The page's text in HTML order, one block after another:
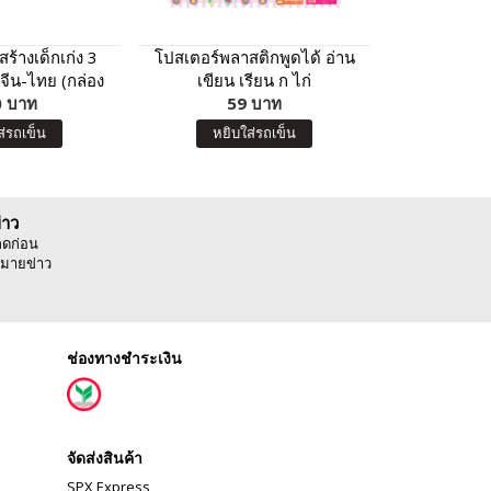
างเด็กเก่ง 3
น-ไทย (กล่อง
งิน)
บาท
รถเข็น
โปสเตอร์พลาสติกพูดได้ อ่าน
เขียน เรียน ก ไก่
59 บาท
หยิบใส่รถเข็น
ว
ก่อน
ายข่าว
ช่องทางชำระเงิน
จัดส่งสินค้า
SPX Express